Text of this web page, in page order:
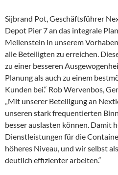
Sijbrand Pot, Geschäftsführer
Depot Pier 7 an das integrale
Meilenstein in unserem
alle Beteiligten zu erreichen.
zu einer besseren
Planung als auch zu einem
Kunden bei.“ Rob Wervenbos,
„Mit unserer Beteiligung an
unseren stark frequentierten
besser auslasten können. Damit
Dienstleistungen für die
höheres Niveau, und wir selbst
deutlich effizienter arbeiten.“